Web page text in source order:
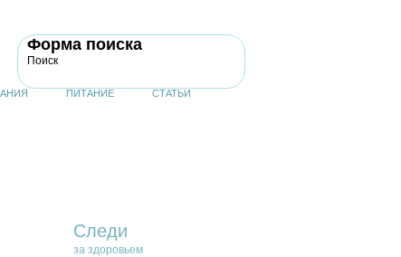
Форма поиска
Поиск
ПИТАНИЕ СТАТЬИ
Следи
за здоровьем